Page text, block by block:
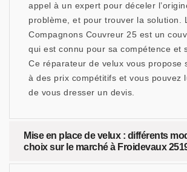
appel à un expert pour déceler
problème, et pour trouver la solution.
Compagnons Couvreur 25 est un
qui est connu pour sa compétence et
Ce réparateur de velux vous propose
à des prix compétitifs et vous pouvez
de vous dresser un devis.
Mise en place de velux : différents
choix sur le marché à Froidevaux